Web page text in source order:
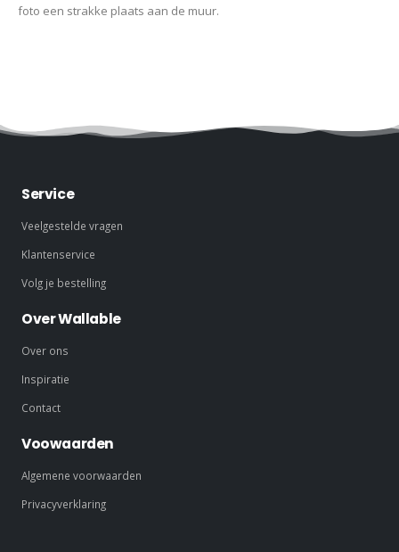
foto een strakke plaats aan de muur.
Service
Veelgestelde vragen
Klantenservice
Volg je bestelling
Over Wallable
Over ons
Inspiratie
Contact
Voowaarden
Algemene voorwaarden
Privacyverklaring